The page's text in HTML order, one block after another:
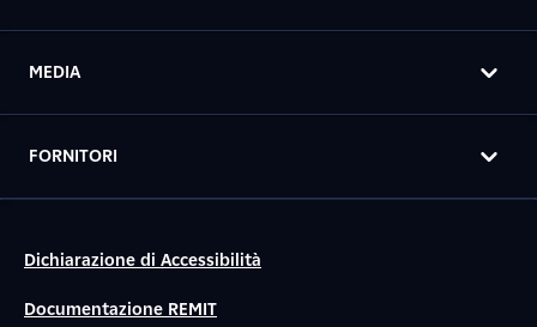
MEDIA
FORNITORI
Dichiarazione di Accessibilità
Documentazione REMIT